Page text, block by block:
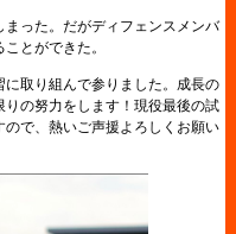
った。だがディフェンスメンバ
とができた。
に取り組んで参りました。成長の
の努力をします！現役最後の試
で、熱いご声援よろしくお願い